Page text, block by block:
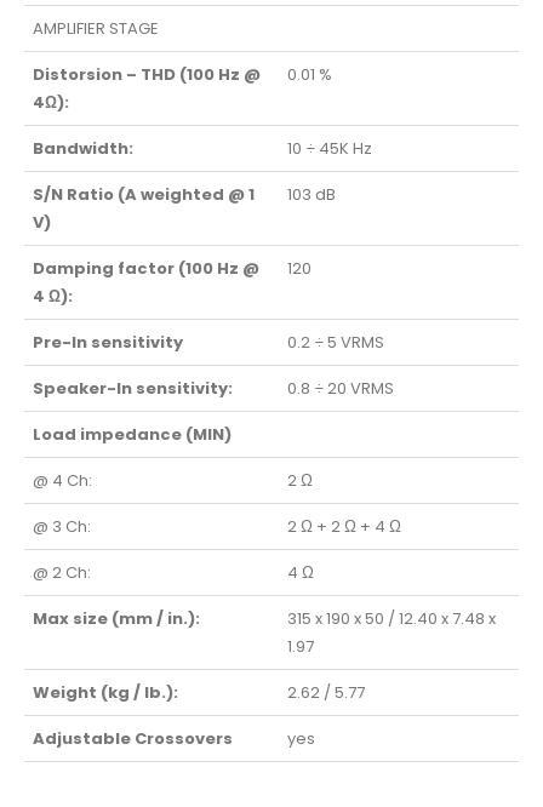
AMPLIFIER STAGE
Distorsion – THD (100 Hz @
4Ω):
0.01 %
Bandwidth:
10 ÷ 45K Hz
S/N Ratio (A weighted @ 1
V)
103 dB
Damping factor (100 Hz @
4 Ω):
120
Pre-In sensitivity
0.2 ÷ 5 VRMS
Speaker-In sensitivity:
0.8 ÷ 20 VRMS
Load impedance (MIN)
@ 4 Ch:
2 Ω
@ 3 Ch:
2 Ω + 2 Ω + 4 Ω
@ 2 Ch:
4 Ω
Max size (mm / in.):
315 x 190 x 50 / 12.40 x 7.48 x
1.97
Weight (kg / lb.):
2.62 / 5.77
Adjustable Crossovers
yes